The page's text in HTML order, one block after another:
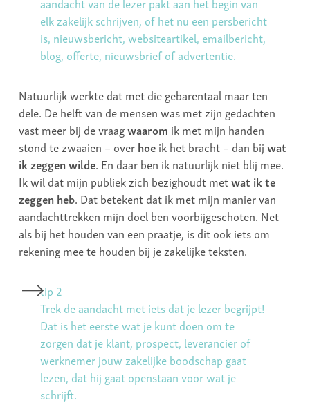
elk zakelijk schrijven, of het nu een persbericht
is, nieuwsbericht, websiteartikel, emailbericht,
blog, offerte, nieuwsbrief of advertentie.
Natuurlijk werkte dat met die gebarentaal maar ten
dele. De helft van de mensen was met zijn gedachten
vast meer bij de vraagwaarom ik met mijn handen
stond te zwaaien – overhoeik het bracht – dan bijwat
ik zeggen wilde. En daar ben ik natuurlijk niet blij mee.
Ik wil dat mijn publiek zich bezighoudt metwat ik te
zeggen heb. Dat betekent dat ik met mijn manier van
aandachttrekken mijn doel ben voorbijgeschoten. Net
als bij het houden van een praatje, is dit ook iets om
rekening mee te houden bij je zakelijke teksten.
tip 2
Trek de aandacht met iets dat je lezer begrijpt!
Dat is het eerste wat je kunt doen om te
zorgen dat je klant, prospect, leverancier of
werknemer jouw zakelijke boodschap gaat
lezen, dat hij gaat openstaan voor wat je
schrijft.